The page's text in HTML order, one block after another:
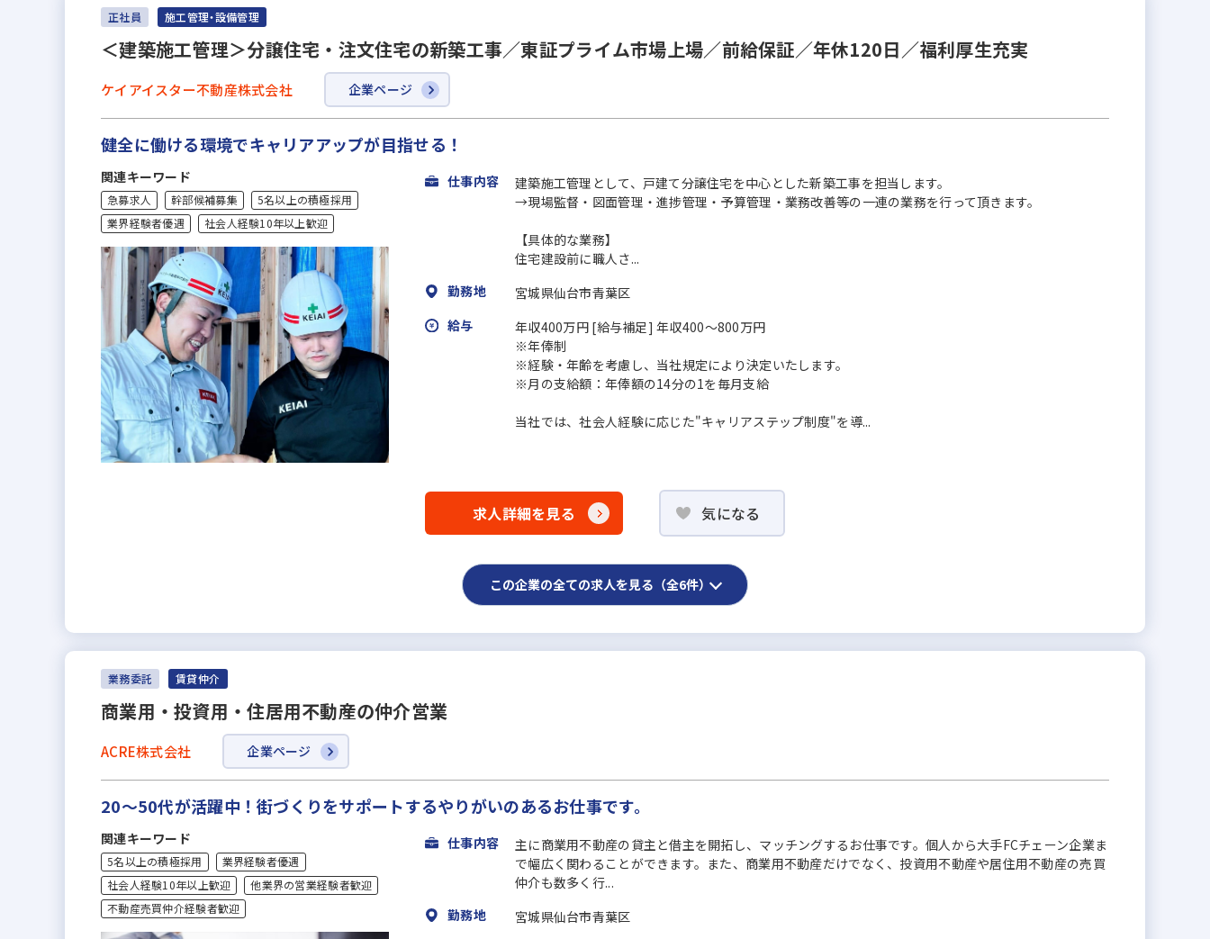
正社員 施工管理・設備管理
＜建築施工管理＞分譲住宅・注文住宅の新築工事／東証プライム市場上場／前給保証／年休120日／福利厚生充実
ケイアイスター不動産株式会社 企業ページ
健全に働ける環境でキャリアアップが目指せる！
関連キーワード
急募求人 幹部候補募集
5名以上の積極採用
業界経験者優遇
社会人経験10年以上歓迎
仕事内容
建築施工管理として、戸建て分譲住宅を中心とした新築工事を担当します。
→現場監督・図面管理・進捗管理・予算管理・業務改善等の一連の業務を行って頂きます。
【具体的な業務】
住宅建設前に職人さ...
勤務地
宮城県仙台市青葉区
給与
年収400万円 [給与補足] 年収400～800万円
※年俸制
※経験・年齢を考慮し、当社規定により決定いたします。
※月の支給額：年俸額の14分の1を毎月支給
当社では、社会人経験に応じた"キャリアステップ制度"を導...
求人詳細を見る 気になる
この企業の全ての求人を見る（全6件）
業務委託 賃貸仲介
商業用・投資用・住居用不動産の仲介営業
ACRE株式会社 企業ページ
20～50代が活躍中！街づくりをサポートするやりがいのあるお仕事です。
関連キーワード
5名以上の積極採用
業界経験者優遇
社会人経験10年以上歓迎
他業界の営業経験者歓迎
不動産売買仲介経験者歓迎
仕事内容
主に商業用不動産の貸主と借主を開拓し、マッチングするお仕事です。個人から大手FCチェーン企業ま
で幅広く関わることができます。また、商業用不動産だけでなく、投資用不動産や居住用不動産の売買
仲介も数多く行...
勤務地
宮城県仙台市青葉区